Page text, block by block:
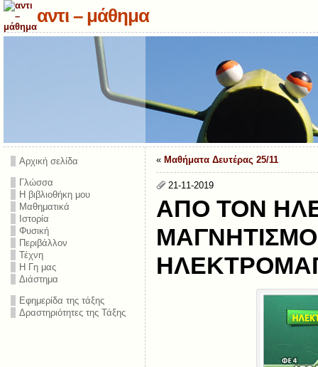
αντι – μάθημα
Αρχική σελίδα
Γλώσσα
Η βιβλιοθήκη μου
Μαθηματικά
Ιστορία
Φυσική
Περιβάλλον
Τέχνη
Η Γη μας
Διάστημα
Εφημερίδα της τάξης
Δραστηριότητες της Τάξης
« Μαθήματα Δευτέρας 25/11
21-11-2019
ΑΠΟ ΤΟΝ